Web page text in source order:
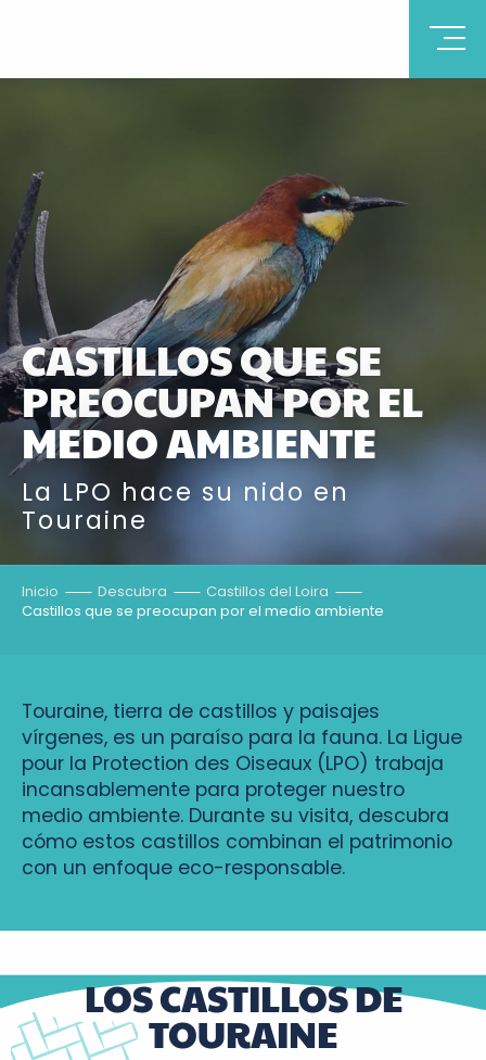
CASTILLOS QUE SE
PREOCUPAN POR EL
MEDIO AMBIENTE
La LPO hace su nido en
Touraine
Inicio Descubra
Castillos del Loira
Castillos que se preocupan por el medio ambiente
Touraine, tierra de castillos y paisajes
vírgenes, es un paraíso para la fauna. La Ligue
pour la Protection des Oiseaux (LPO) trabaja
incansablemente para proteger nuestro
medio ambiente. Durante su visita, descubra
cómo estos castillos combinan el patrimonio
con un enfoque eco-responsable.
LOS CASTILLOS DE
TOURAINE